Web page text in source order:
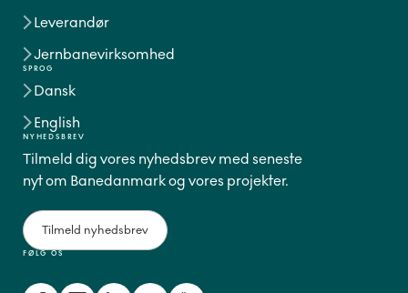
Leverandør
Jernbanevirksomhed
SPROG
Dansk
English
FØLG OS
NYHEDSBREV
Tilmeld dig vores nyhedsbrev med seneste
nyt om Banedanmark og vores projekter.
Tilmeld nyhedsbrev